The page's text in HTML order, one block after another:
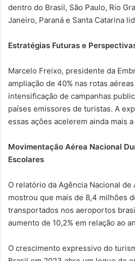
dentro do Brasil, São Paulo, Rio
Janeiro, Paraná e Santa Catarina
Estratégias Futuras e
Marcelo Freixo, presidente da
ampliação de 40% nas rotas
intensificação de campanhas
países emissores de turistas. A
essas ações acelerem ainda mais
Movimentação Aérea Nacional
Escolares
O relatório da Agência Nacional de
mostrou que mais de 8,4 milhões
transportados nos aeroportos
aumento de 10,2% em relação ao
O crescimento expressivo do